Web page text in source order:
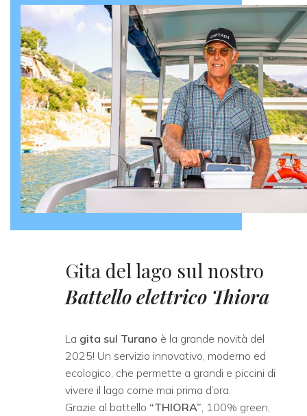
Gita del lago sul nostro
Battello elettrico Thiora
La gita sul Turano è la grande novità del
2025! Un servizio innovativo, moderno ed
ecologico, che permette a grandi e piccini di
vivere il lago come mai prima d’ora.
Grazie al battello “THIORA” , 100% green,